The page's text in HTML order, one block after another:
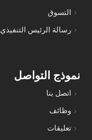
التسوق
رسالة الرئيس التنفيذي
نموذج التواصل
اتصل بنا
وظائف
تعليقات